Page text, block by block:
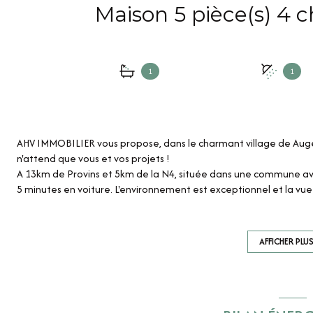
1 1
AHV IMMOBILIER vous propose, dans le charmant village de
n'attend que vous et vos projets !
A 13km de Provins et 5km de la N4, située dans une commune
5 minutes en voiture. L'environnement est exceptionnel et la
salon/ salle à manger bénéficiant d’une cheminée à insert,
four à pizza authentique) toutes deux bénéficiant de portes
AFFICHER PLUS